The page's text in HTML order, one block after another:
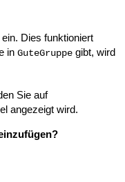
ein. Dies funktioniert
in GuteGruppe gibt, wird
Sie auf
angezeigt wird.